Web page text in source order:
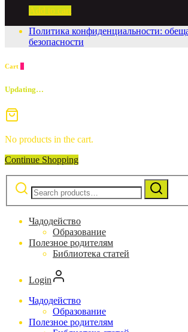
Add to cart
Политика конфиденциальности:
безопасности
Cart
Updating…
No products in the cart.
Continue Shopping
Search
for:
Чадодейство
Образование
Полезное родителям
Библиотека статей
Login
Чадодейство
Образование
Полезное родителям